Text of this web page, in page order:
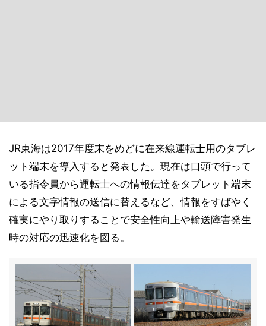
JR東海は2017年度末をめどに在来線運転士用のタブレ
ット端末を導入すると発表した。現在は口頭で行って
いる指令員から運転士への情報伝達をタブレット端末
による文字情報の送信に替えるなど、情報をすばやく
確実にやり取りすることで安全性向上や輸送障害発生
時の対応の迅速化を図る。